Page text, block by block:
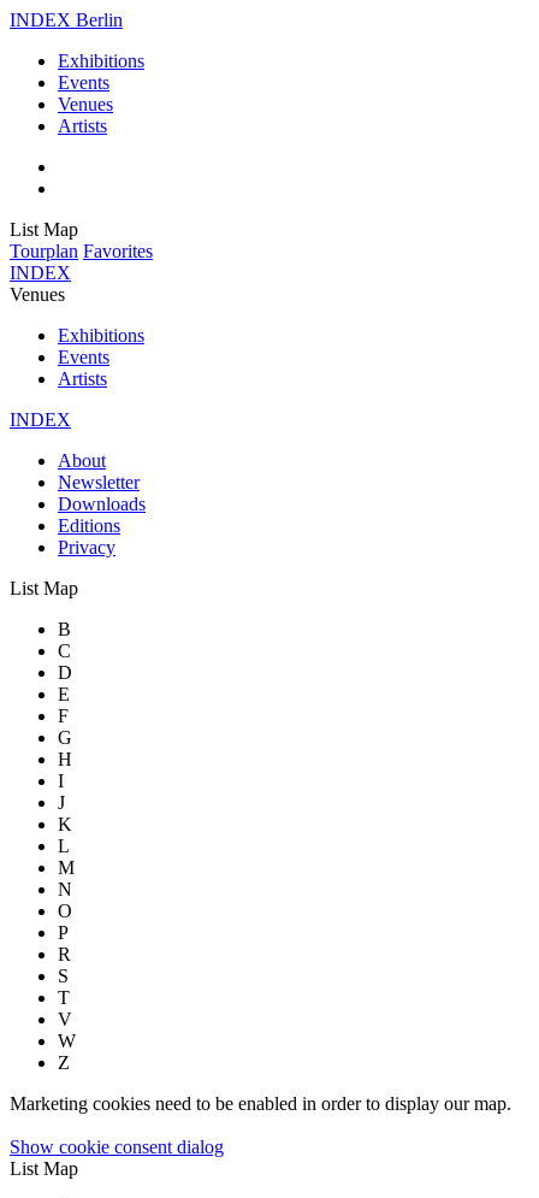
INDEX Berlin
Exhibitions
Events
Venues
Artists
List Map
Tourplan Favorites
INDEX
Venues
Exhibitions
Events
Artists
INDEX
About
Newsletter
Downloads
Editions
Privacy
List Map
B
C
D
E
F
G
H
I
J
K
L
M
N
O
P
R
S
T
V
W
Z
Marketing cookies need to be enabled in order to display our map.
Show cookie consent dialog
List Map